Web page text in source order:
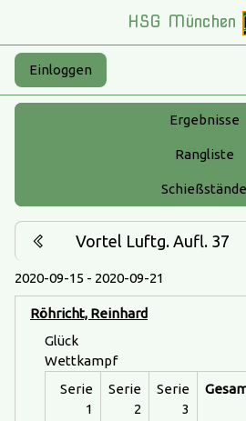
HSG München
Einloggen
Ergebnisse
Rangliste
Schießstände
Vortel Luftg. Aufl. 37
2020-09-15 - 2020-09-21
Röhricht, Reinhard
Glück
Wettkampf
Serie
1
Serie
2
Serie
3